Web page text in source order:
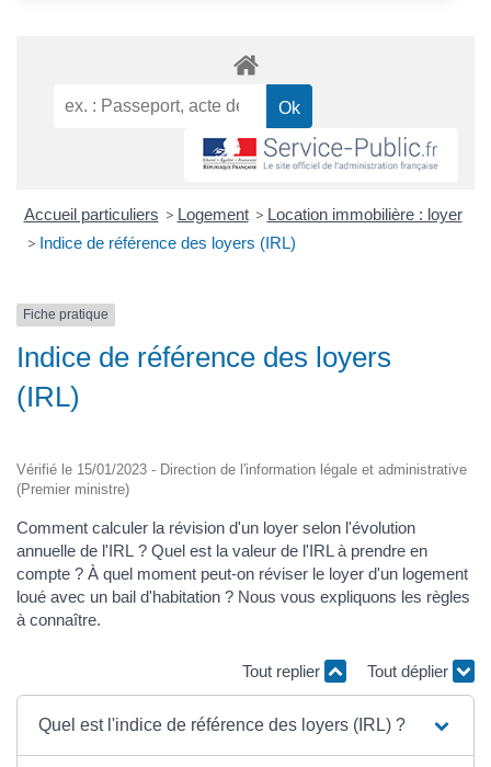
Accueil particuliers > Logement > Location immobilière : loyer
> Indice de référence des loyers (IRL)
Fiche pratique
Indice de référence des loyers
(IRL)
Vérifié le 15/01/2023 - Direction de l'information légale et administrative
(Premier ministre)
Comment calculer la révision d'un loyer selon l'évolution
annuelle de l'IRL ? Quel est la valeur de l'IRL à prendre en
compte ? À quel moment peut-on réviser le loyer d'un logement
loué avec un bail d'habitation ? Nous vous expliquons les règles
à connaître.
Tout replier Tout déplier
Quel est l'indice de référence des loyers (IRL) ?